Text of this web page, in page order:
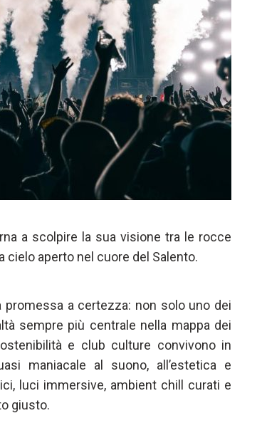
a scolpire la sua visione tra le rocce
cielo aperto nel cuore del Salento.
promessa a certezza: non solo uno dei
sempre più centrale nella mappa dei
e club culture convivono in
maniacale al suono, all’estetica e
luci immersive, ambient chill curati e
giusto.